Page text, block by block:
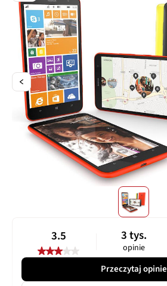
3.5 3 tys.
opinie
Przeczytaj opinie